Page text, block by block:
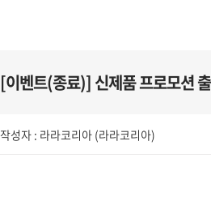
[이벤트(종료)] 신제품 프로모션
작성자 : 라라코리아(라라코리아)